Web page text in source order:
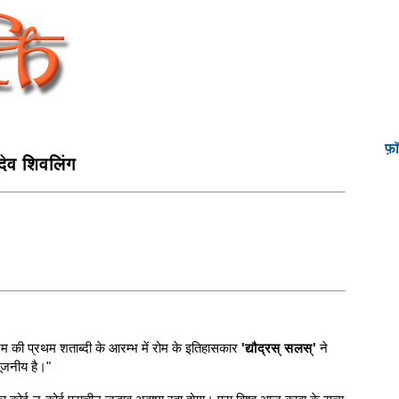
शिवलिंग
की प्रथम शताब्दी के आरम्भ में रोम के इतिहासकार 'द्यौद्रस् सलस्' ने
है।"